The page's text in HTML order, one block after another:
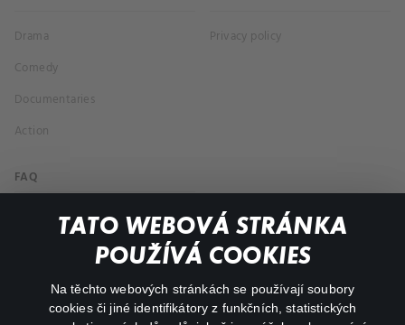
TATO WEBOVÁ STRÁNKA
POUŽÍVÁ COOKIES
Na těchto webových stránkách se používají soubory
cookies či jiné identifikátory z funkčních, statistických
Drama
Comedy
Documentaries
Action
Privacy policy
FAQ
My profile
facebookinstagram